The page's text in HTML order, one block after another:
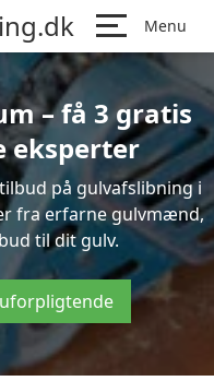
Menu
– få 3 gratis
eksperter
på gulvafslibning i
fra erfarne gulvmænd,
til dit gulv.